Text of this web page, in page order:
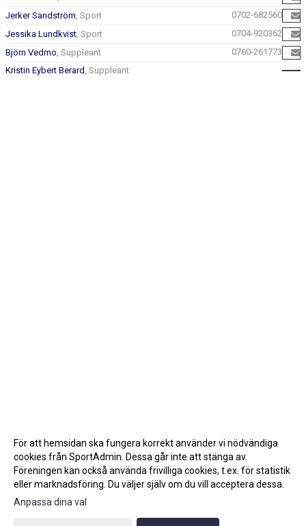
Jerker Sandström, Sport
0702-682560
Jessika Lundkvist, Sport
0704-920362
Björn Vedmo, Suppleant
0760-261773
Kristin Eybert Berard , Suppleant
Gå till Webbversion
För att hemsidan ska fungera korrekt använder vi nödvändiga
cookies från SportAdmin. Dessa går inte att stänga av.
Föreningen kan också använda frivilliga cookies, t.ex. för statistik
eller marknadsföring. Du väljer själv om du vill acceptera dessa.
Anpassa dina val